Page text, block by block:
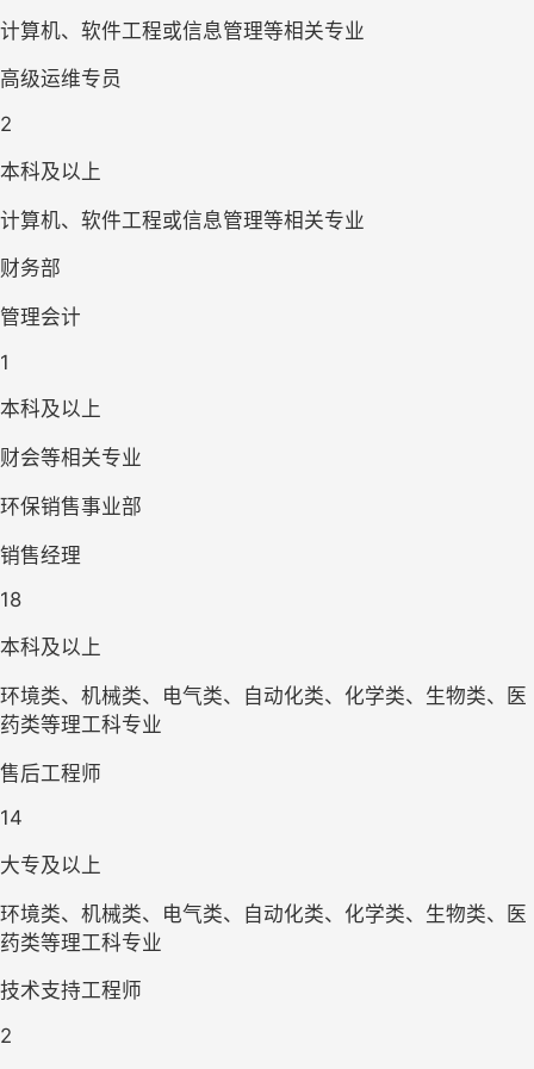
计算机、软件工程或信息管理等相关专业
高级运维专员
2
本科及以上
计算机、软件工程或信息管理等相关专业
财务部
管理会计
1
本科及以上
财会等相关专业
环保销售事业部
销售经理
18
本科及以上
环境类、机械类、电气类、自动化类、化学类、生物类、医
药类等理工科专业
售后工程师
14
大专及以上
环境类、机械类、电气类、自动化类、化学类、生物类、医
药类等理工科专业
技术支持工程师
2